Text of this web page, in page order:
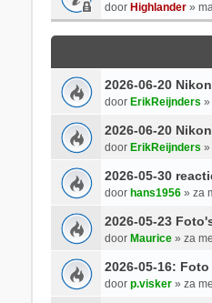
door Highlander»
2026-06-20
door ErikReijnders »
2026-06-20
door ErikReijnders »
2026-05-30
door hans1956» za
2026-05-23
door Maurice» za
2026-05-16:
door p.visker» za